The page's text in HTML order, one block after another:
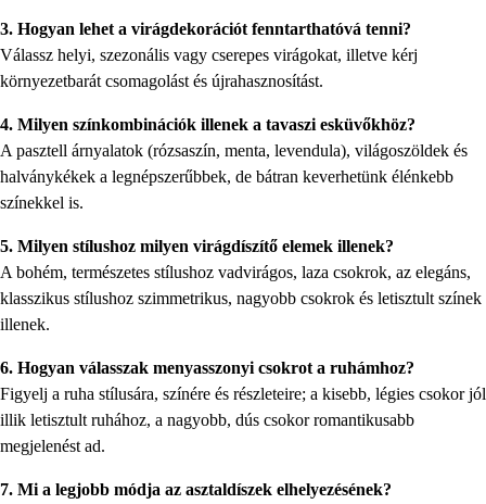
3. Hogyan lehet a virágdekorációt fenntarthatóvá tenni?
Válassz helyi, szezonális vagy cserepes virágokat, illetve kérj
környezetbarát csomagolást és újrahasznosítást.
4. Milyen színkombinációk illenek a tavaszi esküvőkhöz?
A pasztell árnyalatok (rózsaszín, menta, levendula), világoszöldek és
halványkékek a legnépszerűbbek, de bátran keverhetünk élénkebb
színekkel is.
5. Milyen stílushoz milyen virágdíszítő elemek illenek?
A bohém, természetes stílushoz vadvirágos, laza csokrok, az elegáns,
klasszikus stílushoz szimmetrikus, nagyobb csokrok és letisztult színek
illenek.
6. Hogyan válasszak menyasszonyi csokrot a ruhámhoz?
Figyelj a ruha stílusára, színére és részleteire; a kisebb, légies csokor jól
illik letisztult ruhához, a nagyobb, dús csokor romantikusabb
megjelenést ad.
7. Mi a legjobb módja az asztaldíszek elhelyezésének?